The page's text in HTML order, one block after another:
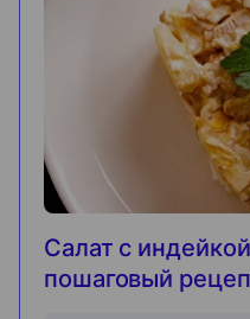
Салат с
пошаговый